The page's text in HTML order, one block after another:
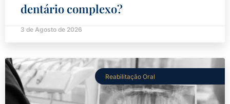
dentário complexo?
3 de Agosto de 2026
Reabilitação Oral